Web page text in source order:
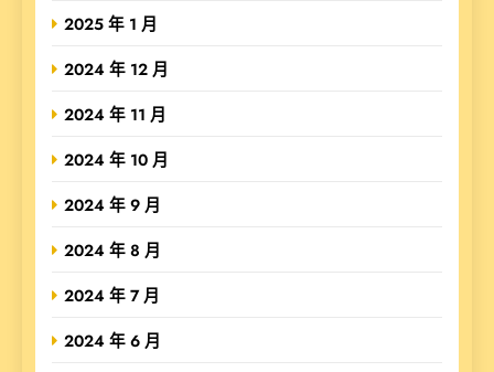
2025 年 1 月
2024 年 12 月
2024 年 11 月
2024 年 10 月
2024 年 9 月
2024 年 8 月
2024 年 7 月
2024 年 6 月